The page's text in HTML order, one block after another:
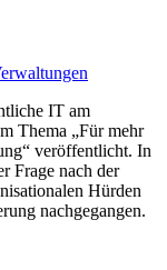
IT am
Thema „Für mehr
veröffentlicht. In
Frage nach der
Hürden
nachgegangen.